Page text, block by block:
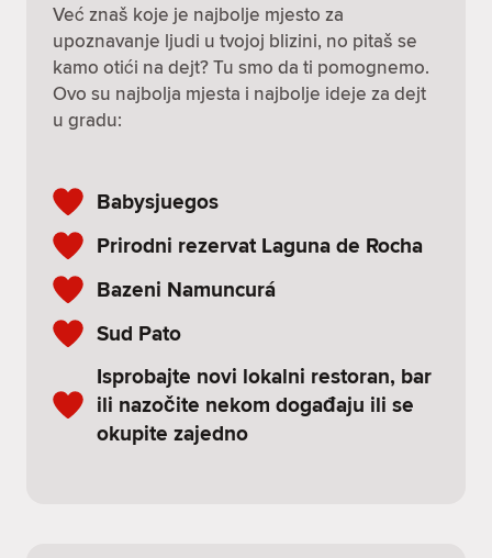
Već znaš koje je najbolje mjesto za
upoznavanje ljudi u tvojoj blizini, no pitaš se
kamo otići na dejt? Tu smo da ti pomognemo.
Ovo su najbolja mjesta i najbolje ideje za dejt
u gradu:
Babysjuegos
Prirodni rezervat Laguna de Rocha
Bazeni Namuncurá
Sud Pato
Isprobajte novi lokalni restoran, bar
ili nazočite nekom događaju ili se
okupite zajedno